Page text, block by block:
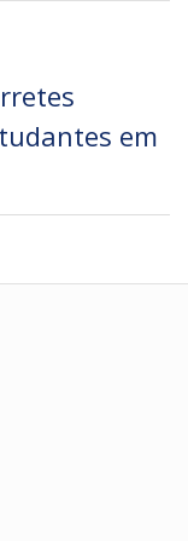
em